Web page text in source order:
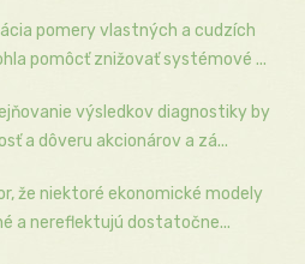
pomery vlastných a cudzích
pomôcť znižovať systémové ...
výsledkov diagnostiky by
a dôveru akcionárov a zá...
že niektoré ekonomické modely
a nereflektujú dostatočne...